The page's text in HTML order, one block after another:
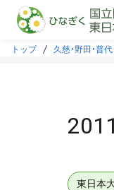
本文に飛ぶ
トップ 久慈・野田・普
東日本